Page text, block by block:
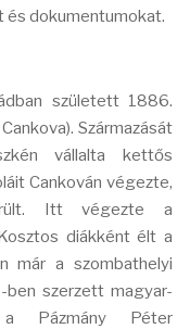
dokumentumokat.
született 1886.
Származását
vállalta kettős
Cankován végezte,
Itt végezte a
diákként élt a
már a szombathelyi
ben szerzett magyar-
Pázmány Péter